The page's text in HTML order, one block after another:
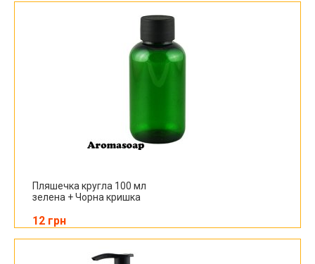
Пляшечка кругла 100 мл
зелена + Чорна кришка
12 грн